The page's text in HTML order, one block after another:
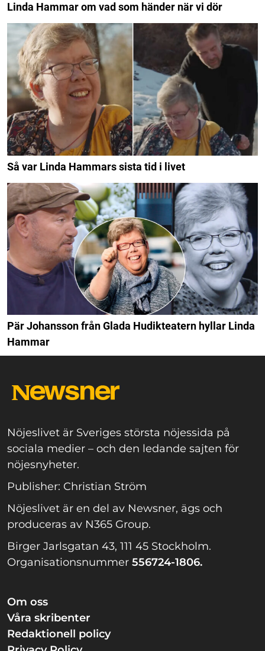
Linda Hammar om vad som händer när vi dör
Så var Linda Hammars sista tid i livet
Pär Johansson från Glada Hudikteatern hyllar Linda
Hammar
Nöjeslivet är Sveriges största nöjessida på
sociala medier – och den ledande sajten för
nöjesnyheter.
Publisher: Christian Ström
Nöjeslivet är en del av Newsner, ägs och
produceras av N365 Group.
Birger Jarlsgatan 43, 111 45 Stockholm.
Organisationsnummer 556724-1806.
Om oss
Våra skribenter
Redaktionell policy